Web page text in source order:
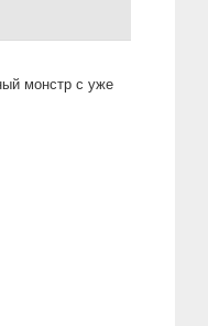
монстр с уже